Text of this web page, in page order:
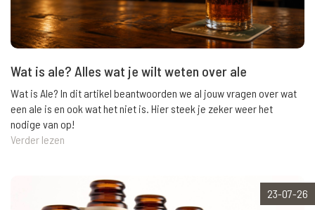
Wat is ale? Alles wat je wilt weten over ale
Wat is Ale? In dit artikel beantwoorden we al jouw vragen over wat
een ale is en ook wat het niet is. Hier steek je zeker weer het
nodige van op!
Verder lezen
23-07-26